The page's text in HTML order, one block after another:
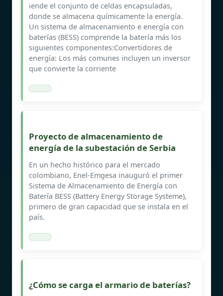
iende el conjunto de celdas encapsuladas,
donde se almacena químicamente la energía.
Un sistema de almacenamiento e energía con
baterías (BESS) comprende la batería más los
siguientes componentes:Convertidores de
energía: Los más comunes incluyen un inversor
que convierte la corriente
Proyecto de almacenamiento de
energía de la subestación de Serbia
En un hecho histórico para el mercado
colombiano, Enel-Emgesa inauguró el primer
Sistema de Almacenamiento de Energía con
Batería BESS (Battery Energy Storage Systeme),
primero de gran capacidad que se instala en el
país.
¿Cómo se carga el armario de baterías?